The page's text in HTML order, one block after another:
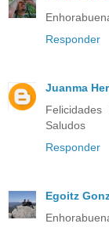
Responder
Juanma
Saludos
Responder
Egoitz